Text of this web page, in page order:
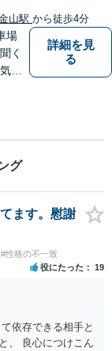
山駅 から徒歩4分
場
く
の
く
詳細を見
る
グ
ます。慰謝
#性格の不一致
役にたった 19
依存できる相手と
、 良心につけこん